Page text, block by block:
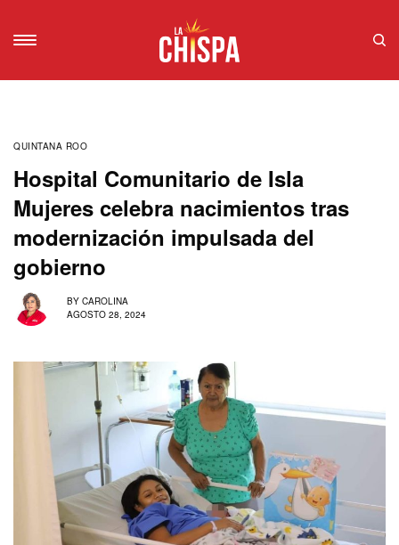
QUINTANA ROO
Hospital Comunitario de Isla
Mujeres celebra nacimientos tras
modernización impulsada del
gobierno
BY CAROLINA
AGOSTO 28, 2024